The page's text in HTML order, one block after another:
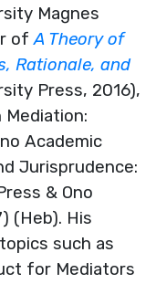
Magnes
ofA Theory of
Rationale, and
Press, 2016),
Academic
Jurisprudence:
& Ono
(Heb). His
such as
for Mediators